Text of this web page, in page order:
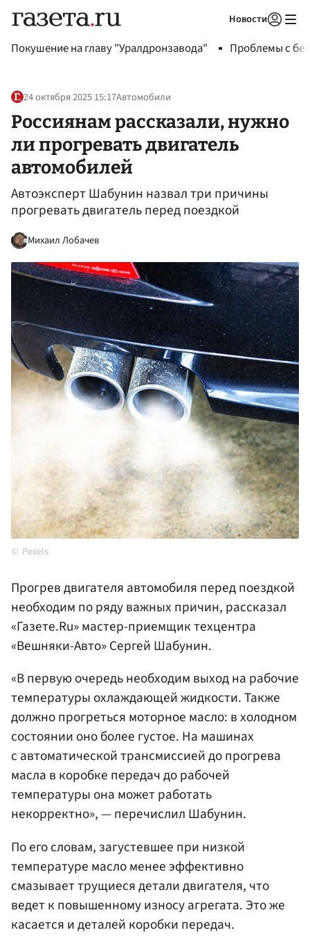
Новости
Покушение на главу "Уралдронзавода" Проблемы с
24 октября 2025 15:17Автомобили
Россиянам рассказали, нужно
ли прогревать двигатель
автомобилей
Автоэксперт Шабунин назвал три причины
прогревать двигатель перед поездкой
Михаил Лобачев
Pexels
Прогрев двигателя автомобиля перед поездкой
необходим по ряду важных причин, рассказал
«Газете.Ru» мастер-приемщик техцентра
«Вешняки-Авто» Сергей Шабунин.
«В первую очередь необходим выход на рабочие
температуры охлаждающей жидкости. Также
должно прогреться моторное масло: в холодном
состоянии оно более густое. На машинах
с автоматической трансмиссией до прогрева
масла в коробке передач до рабочей
температуры она может работать
некорректно», — перечислил Шабунин.
По его словам, загустевшее при низкой
температуре масло менее эффективно
смазывает трущиеся детали двигателя, что
ведет к повышенному износу агрегата. Это же
касается и деталей коробки передач.